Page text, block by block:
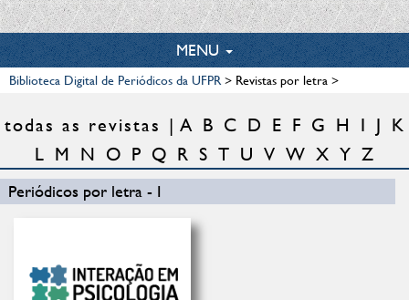
TOGGLE
NAVIGATION
MENU
Biblioteca Digital de Periódicos da UFPR> Revistas por letra>
todas as revistas A B C D E F G H I J K
L M N O P Q R S T U V W X Y Z
Periódicos por letra - I